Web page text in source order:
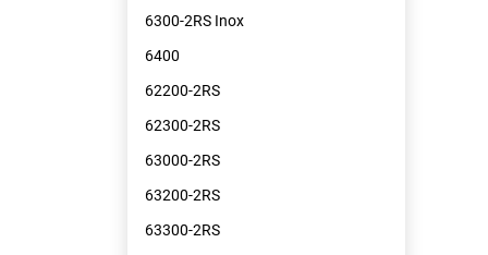
6300-2RS Inox
6400
62200-2RS
62300-2RS
63000-2RS
63200-2RS
63300-2RS